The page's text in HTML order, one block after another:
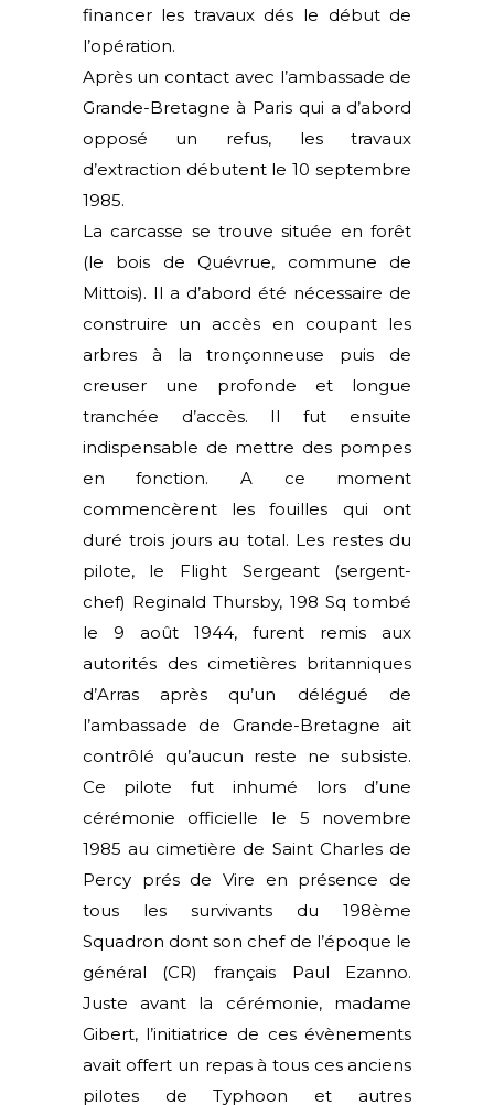
financer les travaux dés le début de
l’opération.
Après un contact avec l’ambassade de
Grande-Bretagne à Paris qui a d’abord
opposé un refus, les travaux
d’extraction débutent le 10 septembre
1985.
La carcasse se trouve située en forêt
(le bois de Quévrue, commune de
Mittois). Il a d’abord été nécessaire de
construire un accès en coupant les
arbres à la tronçonneuse puis de
creuser une profonde et longue
tranchée d’accès. Il fut ensuite
indispensable de mettre des pompes
en fonction. A ce moment
commencèrent les fouilles qui ont
duré trois jours au total. Les restes du
pilote, le Flight Sergeant (sergent-
chef) Reginald Thursby, 198 Sq tombé
le 9 août 1944, furent remis aux
autorités des cimetières britanniques
d’Arras après qu’un délégué de
l’ambassade de Grande-Bretagne ait
contrôlé qu’aucun reste ne subsiste.
Ce pilote fut inhumé lors d’une
cérémonie officielle le 5 novembre
1985 au cimetière de Saint Charles de
Percy prés de Vire en présence de
tous les survivants du 198ème
Squadron dont son chef de l’époque le
général (CR) français Paul Ezanno.
Juste avant la cérémonie, madame
Gibert, l’initiatrice de ces évènements
avait offert un repas à tous ces anciens
pilotes de Typhoon et autres